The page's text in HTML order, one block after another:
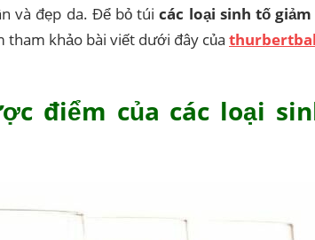
và đẹp da. Để bỏ túicác loại sinh tố giảm
tham khảo bài viết dưới đây của
điểm của các loại